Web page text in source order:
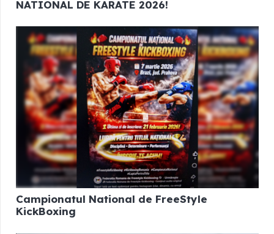
NATIONAL DE KARATE 2026!
Campionatul National de FreeStyle
KickBoxing